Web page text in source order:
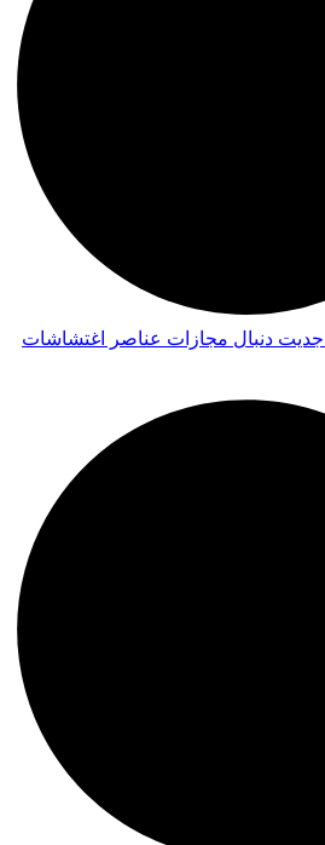
دنبال مجازات عناصر اغتشاشات